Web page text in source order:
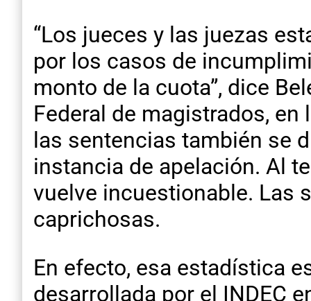
“Los jueces y las juezas
por los casos de
monto de la cuota”, dice
Federal de magistrados,
las sentencias también se
instancia de apelación. Al
vuelve incuestionable. Las
caprichosas.
En efecto, esa estadística
desarrollada por el INDEC